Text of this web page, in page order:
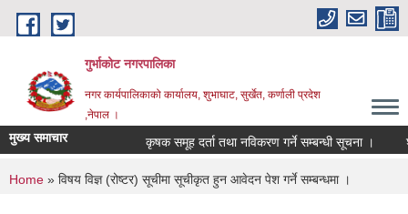
Skip to main content
गुर्भाकोट नगरपालिका
नगर कार्यपालिकाको कार्यालय, शुभाघाट, सुर्खेत, कर्णाली प्रदेश
,नेपाल ।
मुख्य समाचार कृषक समूह दर्ता तथा नविकरण गर्ने सम्बन्धी सूचना ।
You are here
Home » विषय विज्ञ (रोष्टर) सूचीमा सूचीकृत हुन आवेदन पेश गर्ने सम्बन्धमा ।